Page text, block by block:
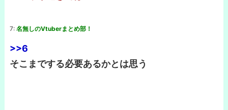
7: 名無しのVtuberまとめ部！
>>6
そこまでする必要あるかとは思う